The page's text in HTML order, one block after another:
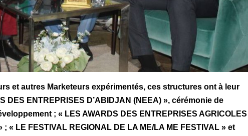
et autres Marketeurs expérimentés, ces structures ont à leur
DES ENTREPRISES D’ABIDJAN (NEEA) », cérémonie de
; « LES AWARDS DES ENTREPRISES AGRICOLES
« LE FESTIVAL REGIONAL DE LA ME/LA ME FESTIVAL » et